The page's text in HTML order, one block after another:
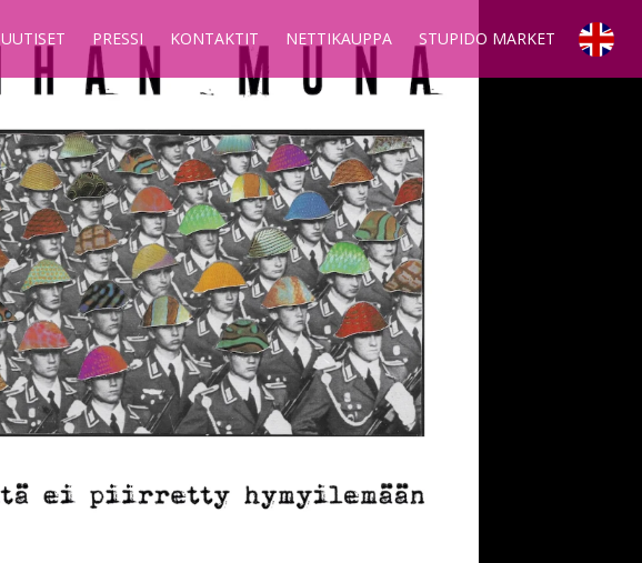
UUTISET PRESSI KONTAKTIT NETTIKAUPPA STUPIDO MARKET